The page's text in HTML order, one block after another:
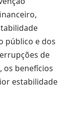
público e dos
de
os benefícios
estabilidade